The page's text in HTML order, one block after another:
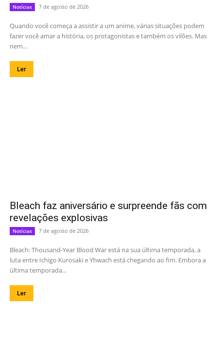
Notícias 7 de agosto de 2026
Quando você começa a assistir a um anime, várias situações podem
fazer você amar a história, os protagonistas e também os vilões. Mas
nem...
Ler
Bleach faz aniversário e surpreende fãs com
revelações explosivas
Notícias 7 de agosto de 2026
Bleach: Thousand-Year Blood War está na sua última temporada, a
luta entre Ichigo Kurosaki e Yhwach está chegando ao fim. Embora a
última temporada...
Ler